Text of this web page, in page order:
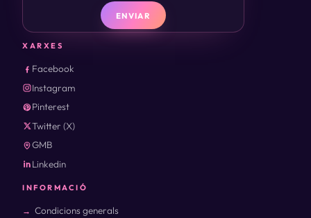
ENVIAR
XARXES
Facebook
Instagram
Pinterest
Twitter (X)
GMB
Linkedin
INFORMACIÓ
Condicions generals